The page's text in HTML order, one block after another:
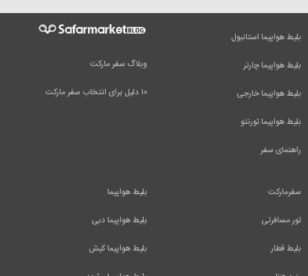
وبلاگ سفر مارکت
۱۰ دلیل برای انتخاب سفر مارکت
بلیط هواپیما استانبول
بلیط هواپیما چارتر
بلیط هواپیما خارجی
بلیط هواپیما تورنتو
راهنمای سفر
بلیط هواپیما
بلیط هواپیما دبی
بلیط هواپیما کیش
سفرمارکت
تور مسافرتی
بلیط قطار